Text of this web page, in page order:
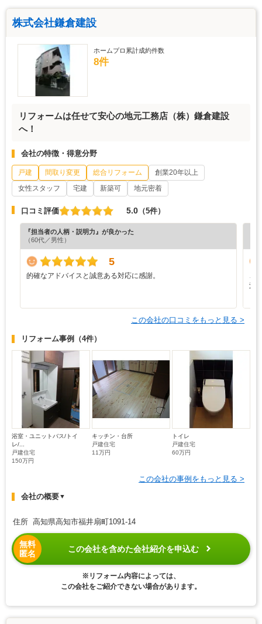
株式会社鎌倉建設
ホームプロ累計成約件数
8件
リフォームは任せて安心の地元工務店（株）鎌倉建設
へ！
会社の特徴・得意分野
戸建 間取り変更 総合リフォーム
創業20年以上
女性スタッフ
宅建 新築可 地元密着
口コミ評価 5.0 （5件）
『担当者の人柄・説明力』が良かった
（60代／男性）
5
的確なアドバイスと誠意ある対応に感謝。
こ
注
この会社の口コミをもっと見る >
リフォーム事例 （4件）
浴室・ユニットバス/トイ
レ/...
戸建住宅
150万円
キッチン・台所
戸建住宅
11万円
トイレ
戸建住宅
60万円
この会社の事例をもっと見る >
会社の概要▼
住所 高知県高知市福井扇町1091-14
無料
匿名
この会社を含めた会社紹介を申込む
※リフォーム内容によっては、
この会社をご紹介できない場合があります。